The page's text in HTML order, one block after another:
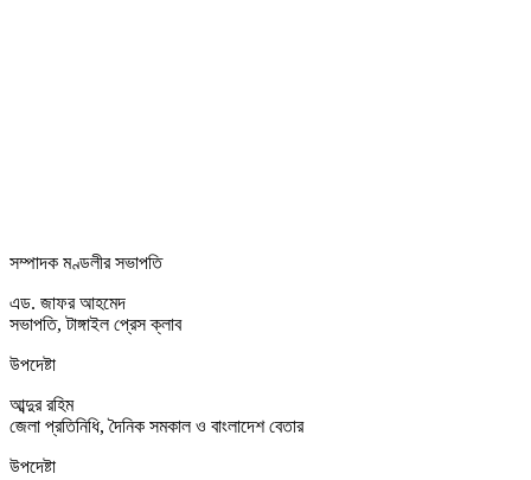
সম্পাদক মণ্ডলীর সভাপতি
এড. জাফর আহমেদ
সভাপতি, টাঙ্গাইল প্রেস ক্লাব
উপদেষ্টা
আব্দুর রহিম
জেলা প্রতিনিধি, দৈনিক সমকাল ও বাংলাদেশ বেতার
উপদেষ্টা